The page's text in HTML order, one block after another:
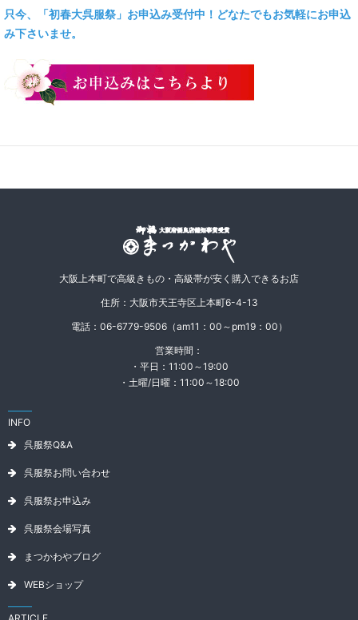
只今、「初春大呉服祭」お申込み受付中！どなたでもお気軽にお申込
み下さいませ。
大阪上本町で高級きもの・高級帯が安く購入できるお店
住所：大阪市天王寺区上本町6-4-13
電話：06-6779-9506（am11：00～pm19：00）
営業時間：
・平日：11:00～19:00
・土曜/日曜：11:00～18:00
INFO
呉服祭Q&A
呉服祭お問い合わせ
呉服祭お申込み
呉服祭会場写真
まつかわやブログ
WEBショップ